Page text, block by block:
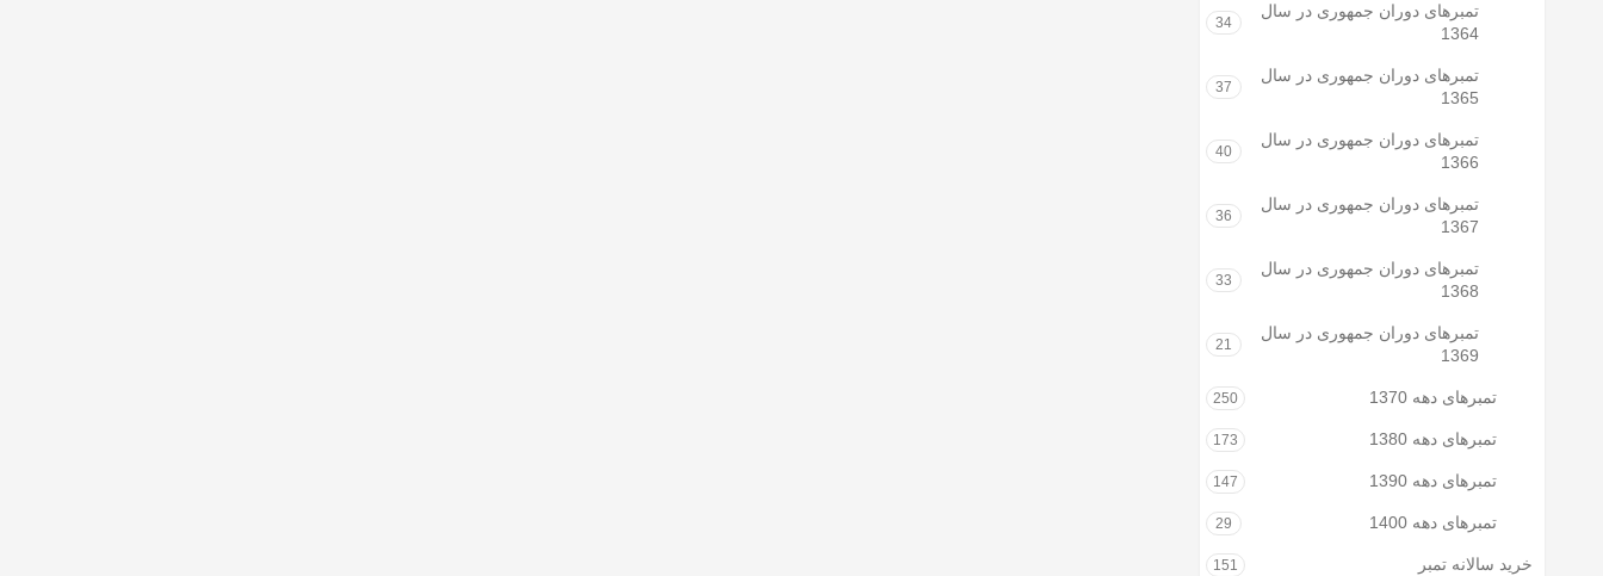
تمبرهای دوران جمهوری در سال
1364
34
تمبرهای دوران جمهوری در سال
1365
37
تمبرهای دوران جمهوری در سال
1366
40
تمبرهای دوران جمهوری در سال
1367
36
تمبرهای دوران جمهوری در سال
1368
33
تمبرهای دوران جمهوری در سال
1369
21
تمبرهای دهه 1370 250
تمبرهای دهه 1380 173
تمبرهای دهه 1390 147
تمبرهای دهه 1400 29
خرید سالانه تمبر 151